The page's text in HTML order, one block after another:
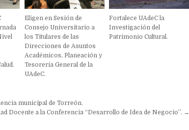
Eligen en Sesión de
Consejo Universitario a
los Titulares de las
Direcciones de Asuntos
Académicos, Planeación y
Tesorería General de la
UAdeC.
Fortalece UAdeC la
Investigación del
Patrimonio Cultural.
municipal de Torreón.
Docente a la Conferencia “Desarrollo de Idea de Negocio”. →